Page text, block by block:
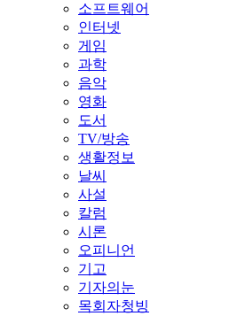
소프트웨어
인터넷
게임
과학
음악
영화
도서
TV/방송
생활정보
날씨
사설
칼럼
시론
오피니언
기고
기자의눈
목회자청빙